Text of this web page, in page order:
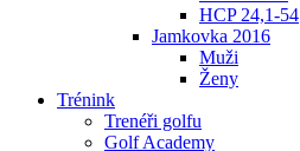
HCP 24,1-54
Jamkovka 2016
Muži
Ženy
Trénink
Trenéři golfu
Golf Academy